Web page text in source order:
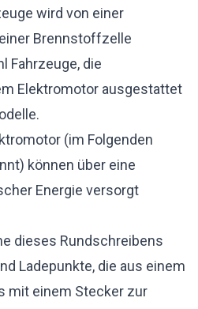
wird von einer
Brennstoffzelle
Fahrzeuge, die
Elektromotor ausgestattet
(im Folgenden
können über eine
Energie versorgt
dieses Rundschreibens
Ladepunkte, die aus einem
mit einem Stecker zur